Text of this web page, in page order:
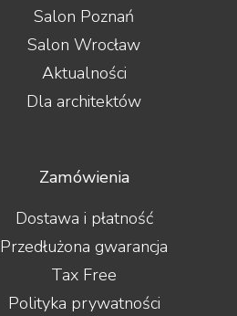
Salon Poznań
Salon Wrocław
Aktualności
Dla architektów
Zamówienia
Dostawa i płatność
Przedłużona gwarancja
Tax Free
Polityka prywatności